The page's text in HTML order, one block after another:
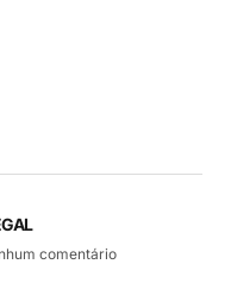
comentário